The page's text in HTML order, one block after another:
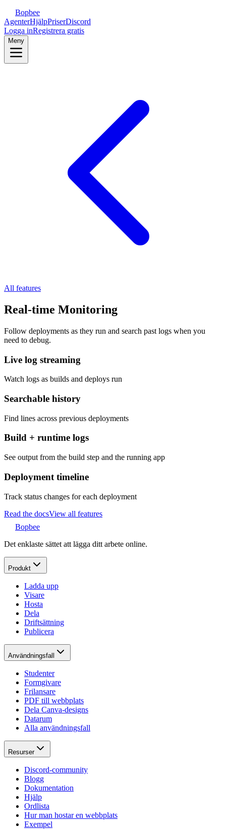
Bopbee
AgenterHjälpPriserDiscord
Logga inRegistrera gratis
Meny
All features
Real-time Monitoring
Follow deployments as they run and search past logs when you
need to debug.
Live log streaming
Watch logs as builds and deploys run
Searchable history
Find lines across previous deployments
Build + runtime logs
See output from the build step and the running app
Deployment timeline
Track status changes for each deployment
Read the docsView all features
Bopbee
Det enklaste sättet att lägga ditt arbete online.
Produkt
Ladda upp
Visare
Hosta
Dela
Driftsättning
Publicera
Användningsfall
Studenter
Formgivare
Frilansare
PDF till webbplats
Dela Canva-designs
Datarum
Alla användningsfall
Resurser
Discord-community
Blogg
Dokumentation
Hjälp
Ordlista
Hur man hostar en webbplats
Exempel